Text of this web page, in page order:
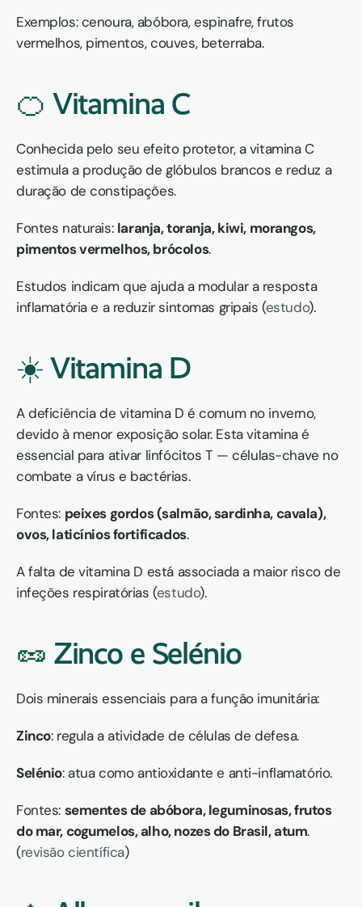
Exemplos: cenoura, abóbora, espinafre, frutos
vermelhos, pimentos, couves, beterraba.
🍊 Vitamina C
Conhecida pelo seu efeito protetor, a vitamina C
estimula a produção de glóbulos brancos e reduz a
duração de constipações.
Fontes naturais: laranja, toranja, kiwi, morangos,
pimentos vermelhos, brócolos.
Estudos indicam que ajuda a modular a resposta
inflamatória e a reduzir sintomas gripais (estudo).
☀️ Vitamina D
A deficiência de vitamina D é comum no inverno,
devido à menor exposição solar. Esta vitamina é
essencial para ativar linfócitos T — células-chave no
combate a vírus e bactérias.
Fontes: peixes gordos (salmão, sardinha, cavala),
ovos, laticínios fortificados.
A falta de vitamina D está associada a maior risco de
infeções respiratórias (estudo).
🥜 Zinco e Selénio
Dois minerais essenciais para a função imunitária:
Zinco: regula a atividade de células de defesa.
Selénio: atua como antioxidante e anti-inflamatório.
Fontes: sementes de abóbora, leguminosas, frutos
do mar, cogumelos, alho, nozes do Brasil, atum.
(revisão científica)